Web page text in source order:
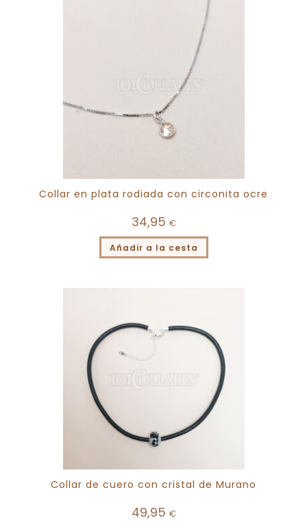
Collar en plata rodiada con circonita ocre
34,95 €
Añadir a la cesta
Collar de cuero con cristal de Murano
49,95 €